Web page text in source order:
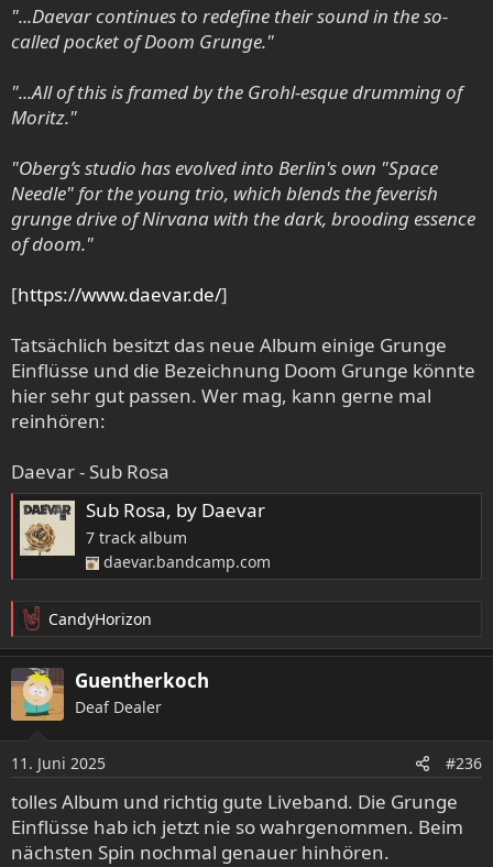
"...Daevar continues to redefine their sound in the so-
called pocket of Doom Grunge."
"...All of this is framed by the Grohl-esque drumming of
Moritz."
"Oberg’s studio has evolved into Berlin's own "Space
Needle" for the young trio, which blends the feverish
grunge drive of Nirvana with the dark, brooding essence
of doom."
[https://www.daevar.de/]
Tatsächlich besitzt das neue Album einige Grunge
Einflüsse und die Bezeichnung Doom Grunge könnte
hier sehr gut passen. Wer mag, kann gerne mal
reinhören:
Daevar - Sub Rosa
Sub Rosa, by Daevar
7 track album
daevar.bandcamp.com
R
e
a
k
t
o
n
e
n
:
CandyHorizon
Guentherkoch
Deaf Dealer
11. Juni 2025 #236
tolles Album und richtig gute Liveband. Die Grunge
Einflüsse hab ich jetzt nie so wahrgenommen. Beim
nächsten Spin nochmal genauer hinhören.